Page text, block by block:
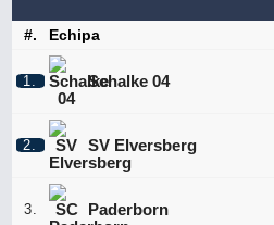
2.Bundesliga
Segunda
Cupe Europene
#. Echipa
1. Schalke 04
2. SV Elversberg
3. Paderborn